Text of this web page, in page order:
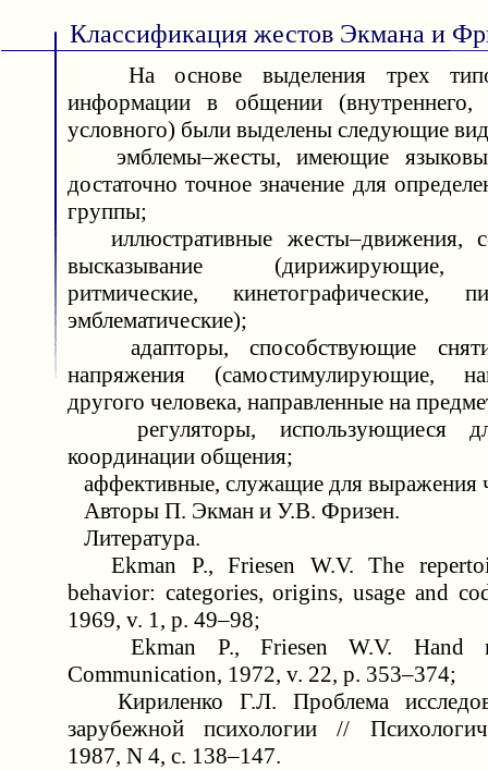
Классификация жестов Экмана и
На основе выделения трех
информации в общении (внутреннего,
условного) были выделены следующие
эмблемы–жесты, имеющие
достаточно точное значение для
группы;
иллюстративные жесты–движения,
высказывание (дирижирующие,
ритмические, кинетографические,
эмблематические);
адапторы, способствующие
напряжения (самостимулирующие,
другого человека, направленные на
регуляторы, использующиеся
координации общения;
аффективные, служащие для выражения
Авторы П. Экман и У.В. Фризен.
Литература.
Ekman P., Friesen W.V. The
behavior: categories, origins, usage and
1969, v. 1, p. 49–98;
Ekman P., Friesen W.V. Hand
Communication, 1972, v. 22, p. 353–374;
Кириленко Г.Л. Проблема
зарубежной психологии //
1987, N 4, с. 138–147.